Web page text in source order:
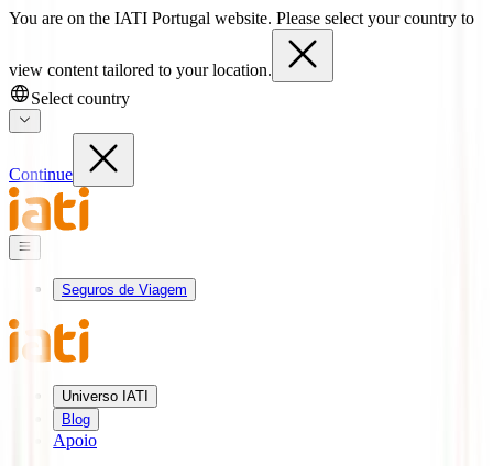
You are on the IATI Portugal website. Please select your country to
view content tailored to your location.
Select country
Continue
Seguros de Viagem
Universo IATI
Blog
Apoio